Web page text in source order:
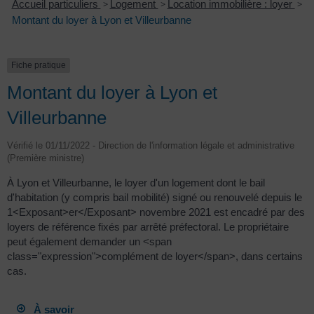
Accueil particuliers > Logement > Location immobilière : loyer >
Montant du loyer à Lyon et Villeurbanne
Fiche pratique
Montant du loyer à Lyon et
Villeurbanne
Vérifié le 01/11/2022 - Direction de l'information légale et administrative
(Première ministre)
À Lyon et Villeurbanne, le loyer d'un logement dont le bail
d'habitation (y compris bail mobilité) signé ou renouvelé depuis le
1<Exposant>er</Exposant> novembre 2021 est encadré par des
loyers de référence fixés par arrêté préfectoral. Le propriétaire
peut également demander un <span
class="expression">complément de loyer</span>, dans certains
cas.
À savoir